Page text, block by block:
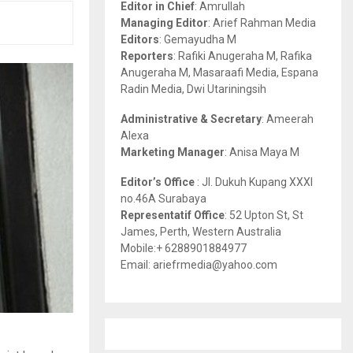
r
:
R
H
Editor in Chief: Amrullah
Managing Editor: Arief Rahman Media
Editors: Gemayudha M
Reporters: Rafiki Anugeraha M, Rafika
Anugeraha M, Masaraafi Media, Espana
Radin Media, Dwi Utariningsih
Administrative & Secretary: Ameerah
Alexa
Marketing Manager: Anisa Maya M
Editor’s Office : Jl. Dukuh Kupang XXXI
no.46A Surabaya
Representatif Office: 52 Upton St, St
James, Perth, Western Australia
Mobile:+ 6288901884977
Email: ariefrmedia@yahoo.com